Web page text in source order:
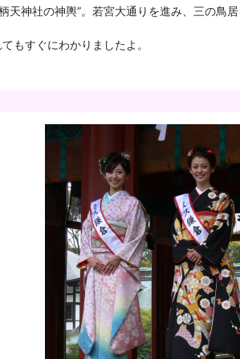
天神社の神輿”。若宮大通りを進み、三の
もすぐにわかりましたよ。